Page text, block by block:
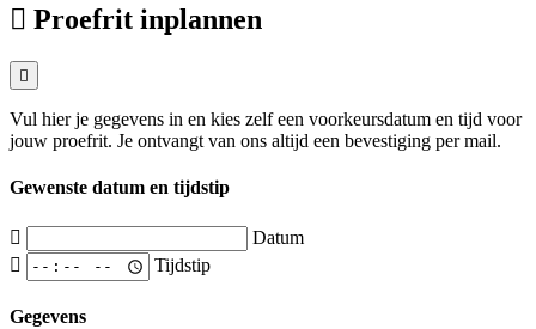
Proefrit inplannen
Vul hier je gegevens in en kies zelf een voorkeursdatum en tijd voor
jouw proefrit. Je ontvangt van ons altijd een bevestiging per mail.
Gewenste datum en tijdstip
Datum
Tijdstip
Gegevens